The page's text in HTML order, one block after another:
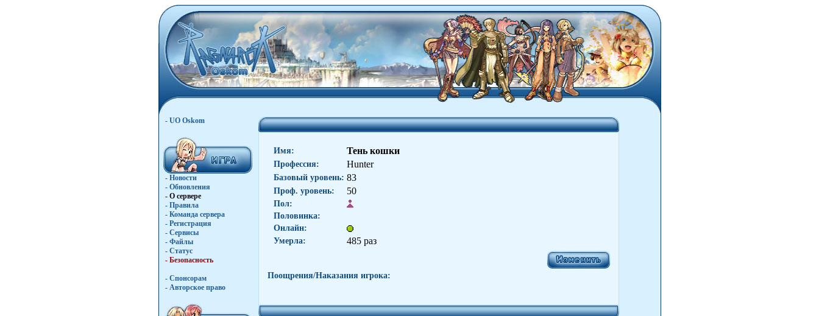
- UO Oskom
- Новости
- Обновления
- О сервере
- Правила
- Команда сервера
- Регистрация
- Сервисы
- Файлы
- Статус
- Безопасность
- Спонсорам
- Авторское право
Имя: Тень кошки
Профессия: Hunter
Базовый уровень: 83
Проф. уровень: 50
Пол:
Половинка:
Онлайн:
Умерла:
485 раз
Поощрения/Наказания игрока: